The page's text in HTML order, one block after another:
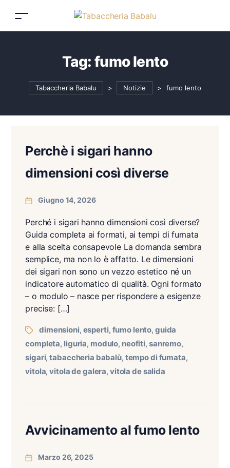
Tag: fumo lento
Tabaccheria Babalu > Notizie > fumo lento
Perchè i sigari hanno
dimensioni così diverse
Giugno 14, 2026
Perché i sigari hanno dimensioni così diverse?
Guida completa ai formati, ai tempi di fumata
e alla scelta consapevole La domanda sembra
semplice, ma non lo è affatto. Le dimensioni
dei sigari non sono un vezzo estetico né un
indicatore automatico di qualità. Ogni formato
– o modulo – nasce per rispondere a esigenze
precise: […]
dimensioni, esperti, fumo lento,guida
completa, liguria, modulo, neofiti, sanremo,
sigari,tabaccheria babalù, tempo di fumata,
vitola,vitola de galera,vitola de salida
Avvicinamento al fumo lento
Marzo 26, 2025